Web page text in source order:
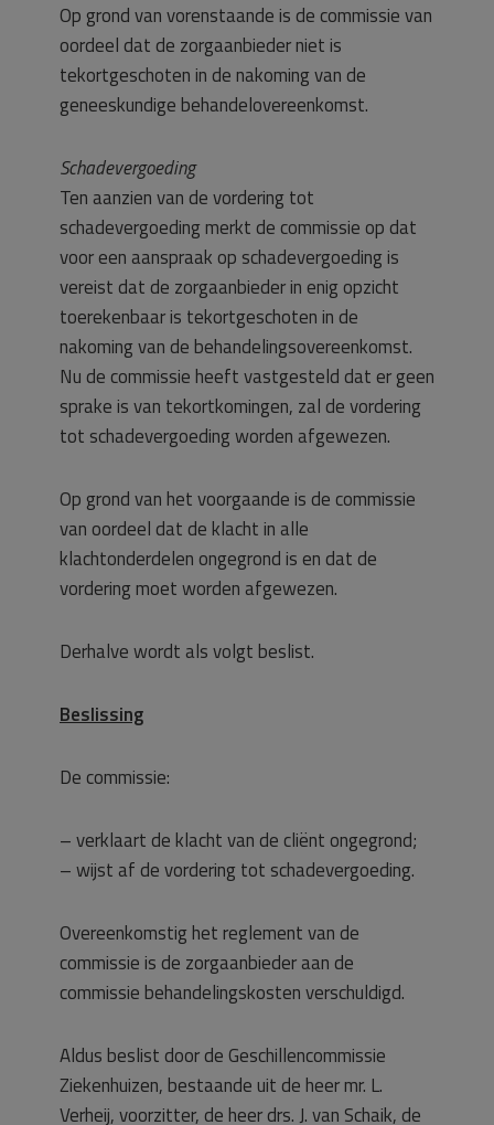
Op grond van vorenstaande is de commissie van
oordeel dat de zorgaanbieder niet is
tekortgeschoten in de nakoming van de
geneeskundige behandelovereenkomst.
Schadevergoeding
Ten aanzien van de vordering tot
schadevergoeding merkt de commissie op dat
voor een aanspraak op schadevergoeding is
vereist dat de zorgaanbieder in enig opzicht
toerekenbaar is tekortgeschoten in de
nakoming van de behandelingsovereenkomst.
Nu de commissie heeft vastgesteld dat er geen
sprake is van tekortkomingen, zal de vordering
tot schadevergoeding worden afgewezen.
Op grond van het voorgaande is de commissie
van oordeel dat de klacht in alle
klachtonderdelen ongegrond is en dat de
vordering moet worden afgewezen.
Derhalve wordt als volgt beslist.
Beslissing
De commissie:
– verklaart de klacht van de cliënt ongegrond;
– wijst af de vordering tot schadevergoeding.
Overeenkomstig het reglement van de
commissie is de zorgaanbieder aan de
commissie behandelingskosten verschuldigd.
Aldus beslist door de Geschillencommissie
Ziekenhuizen, bestaande uit de heer mr. L.
Verheij, voorzitter, de heer drs. J. van Schaik, de